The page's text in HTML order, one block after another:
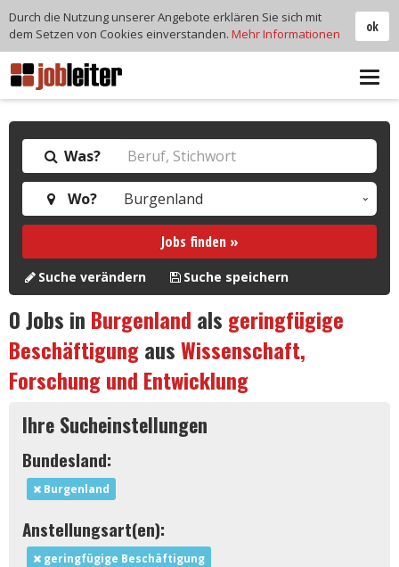
Was?
Wo?
Jobs finden »
Suche verändern Suche speichern
0Jobs in Burgenland als geringfügige
BeschäftigungausWissenschaft,
Forschung und Entwicklung
Ihre Sucheinstellungen
Bundesland:
Burgenland
Anstellungsart(en):
geringfügige Beschäftigung
ok
Durch die Nutzung unserer Angebote erklären Sie sich mit
dem Setzen von Cookies einverstanden. Mehr Informationen